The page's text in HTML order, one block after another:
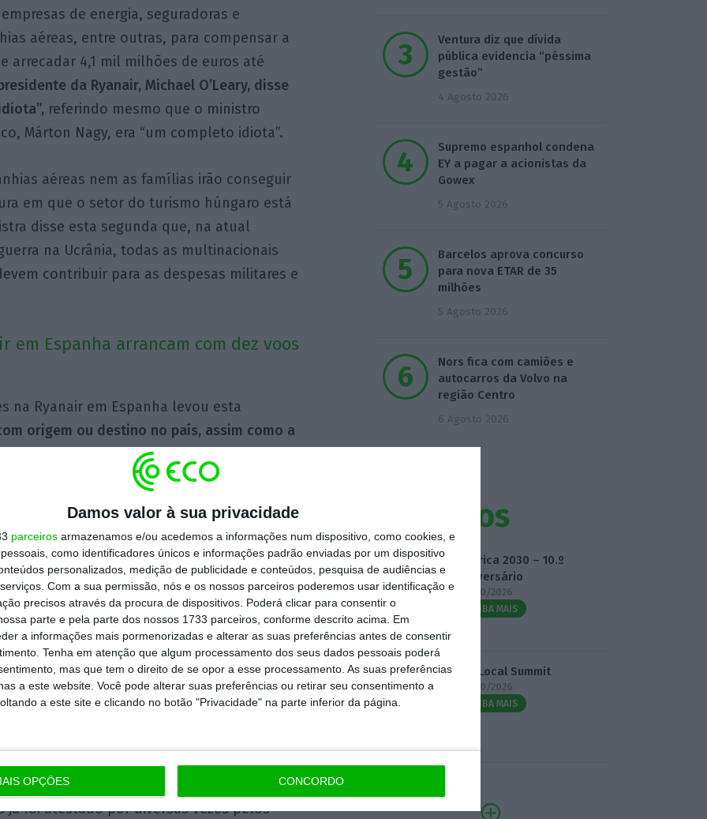
Damos valor à sua privacidade
parceiros armazenamos e/ou acedemos a informações num dispositivo, como cookies, e
como identificadores únicos e informações padrão enviadas por um dispositivo
personalizados, medição de publicidade e conteúdos, pesquisa de audiências e
Com a sua permissão, nós e os nossos parceiros poderemos usar identificação e
precisos através da procura de dispositivos. Poderá clicar para consentir o
parte e pela parte dos nossos 1733 parceiros, conforme descrito acima. Em
a informações mais pormenorizadas e alterar as suas preferências antes de consentir
Tenha em atenção que algum processamento dos seus dados pessoais poderá
mas que tem o direito de se opor a esse processamento. As suas preferências
a este website. Você pode alterar suas preferências ou retirar seu consentimento a
a este site e clicando no botão "Privacidade" na parte inferior da página.
OPÇÕES CONCORDO
de energia, seguradoras e
aéreas, entre outras, para compensar a
arrecadar 4,1 mil milhões de euros até
da Ryanair, Michael O’Leary, disse
referindo mesmo que o ministro
Márton Nagy, era “um completo idiota”.
aéreas nem as famílias irão conseguir
em que o setor do turismo húngaro está
disse esta segunda que, na atual
na Ucrânia, todas as multinacionais
contribuir para as despesas militares e
em Espanha arrancam com dez voos
na Ryanair em Espanha levou esta
origem ou destino no país, assim como a
que convocaram o protesto. A greve
o terceiro período deste ano de
se vai prolongar até 7 de janeiro, todas
as greves seguiram o mesmo modelo e
origem ou destino em aeroportos
O aeroporto mais afetado hoje com a grave
paralisações de junho e julho, segundo
origem ou destino Portugal. As greves
dizem os sindicatos, segundo
associados a atualizações salariais, férias,
da Ryanair das leis laborais
foi atestado por diversas vezes pelos
Ventura diz que dívida
pública evidencia “péssima
gestão”
4 Agosto 2026
Supremo espanhol condena
EY a pagar a acionistas da
Gowex
5 Agosto 2026
Barcelos aprova concurso
para nova ETAR de 35
milhões
5 Agosto 2026
Nors fica com camiões e
autocarros da Volvo na
região Centro
6 Agosto 2026
Eventos
Fábrica 2030 – 10.º
Aniversário
14/10/2026
SAIBA MAIS
3.º Local Summit
07/10/2026
SAIBA MAIS